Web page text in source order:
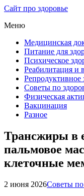
Сайт про здоровье
Меню
Медицинская
Питание для
Психическое
Реабилитация и
Репродуктивное
Советы по
Физическая
Вакцинация
Разное
Трансжиры в
пальмовое
клеточные
2 июня 2026Советы